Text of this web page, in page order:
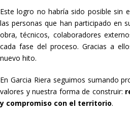
Este logro no habría sido posible sin
las personas que han participado en
obra, técnicos, colaboradores
cada fase del proceso. Gracias a
nuevo hito.
En Garcia Riera seguimos sumando
valores y nuestra forma de construir:
y compromiso con el territorio.